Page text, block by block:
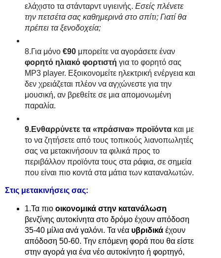
ελάχιστο τα στάνταρντ υγιεινής. Εσείς πλένετε
την πετσέτα σας καθημερινά στο σπίτι; Γιατί θα
πρέπει τα ξενοδοχεία;
8.Για μόνο€90μπορείτε να αγοράσετε έναν
φορητό ηλιακό φορτιστή για το φορητό σας
MP3 player. Εξοικονομείτε ηλεκτρική ενέργεια και
δεν χρειάζεται πλέον να αγχώνεστε για την
μουσική, αν βρεθείτε σε μια απομονωμένη
παραλία.
9.Ενθαρρύνετε τα «πράσινα» προϊόντακαι με
το να ζητήσετε από τους τοπικούς λιανοπωλητές
σας να μετακινήσουν τα φιλικά προς το
περιβάλλον προϊόντα τους στα ράφια, σε σημεία
που είναι πιο κοντά στα μάτια των καταναλωτών.
Στις μετακινήσεις σας:
1.Τα πιο οικονομικά στην κατανάλωση
βενζίνης αυτοκίνητα στο δρόμο έχουν απόδοση
35-40 μίλια ανά γαλόνι. Τα νέα υβριδικάέχουν
απόδοση 50-60. Την επόμενη φορά που θα είστε
στην αγορά για ένα νέο αυτοκίνητο ή φορτηγό,